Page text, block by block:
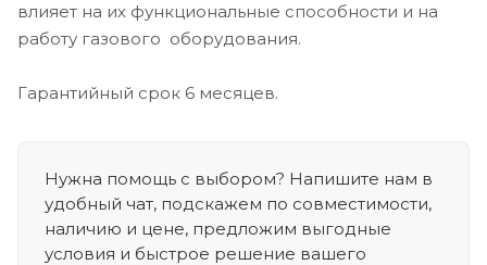
влияет на их функциональные способности и на
работу газового оборудования.
Гарантийный срок 6 месяцев.
Нужна помощь с выбором? Напишите нам в
удобный чат, подскажем по совместимости,
наличию и цене, предложим выгодные
условия и быстрое решение вашего